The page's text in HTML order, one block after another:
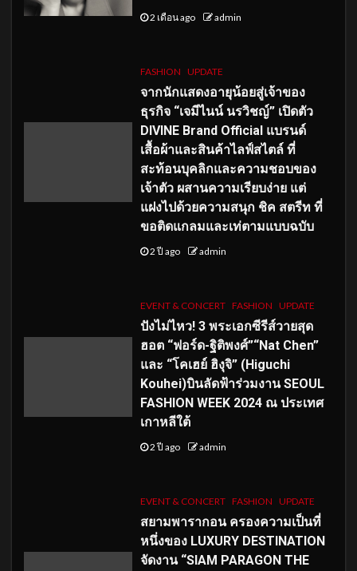
2 เดือน ago admin
FASHION UPDATE
จากนักแสดงอายุน้อยสู่เจ้าของ
ธุรกิจ “เจมีไนน์ นรวิชญ์” เปิดตัว
DIVINE Brand Official แบรนด์
เสื้อผ้าและสินค้าไลฟ์สไตล์ ที่
สะท้อนบุคลิกและความชอบของ
เจ้าตัว ผสานความเรียบง่าย แต่
แฝงไปด้วยความสนุก ชิค สตรีท ที่
ขอติดแกลมและเท่ตามแบบฉบับ
2 ปี ago admin
EVENT & CONCERT FASHION UPDATE
ปังไม่ไหว! 3 พระเอกซีรีส์วายสุด
ฮอต “ฟอร์ด-ฐิติพงศ์”“Nat Chen”
และ “โคเฮย์ ฮิงุจิ” (Higuchi
Kouhei)บินลัดฟ้าร่วมงาน SEOUL
FASHION WEEK 2024 ณ ประเทศ
เกาหลีใต้
2 ปี ago admin
EVENT & CONCERT FASHION UPDATE
สยามพารากอน ครองความเป็นที่
หนึ่งของ LUXURY DESTINATION
จัดงาน “SIAM PARAGON THE